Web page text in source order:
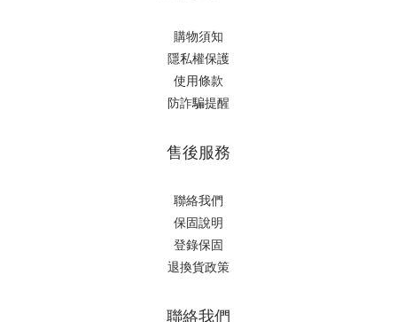
購物須知
隱私權保護
使用條款
防詐騙提醒
售後服務
聯絡我們
保固說明
登錄保固
退換貨政策
聯絡我們